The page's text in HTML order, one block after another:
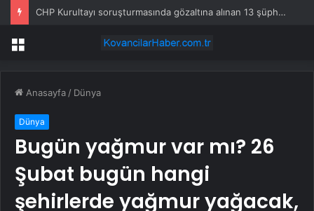
CHP Kurultayı soruşturmasında gözaltına alınan 13 şüphelinin isimleri belli oldu
Menü
Anasayfa / Dünya
Dünya
Bugün yağmur var mı? 26
Şubat bugün hangi
şehirlerde yağmur yağacak,